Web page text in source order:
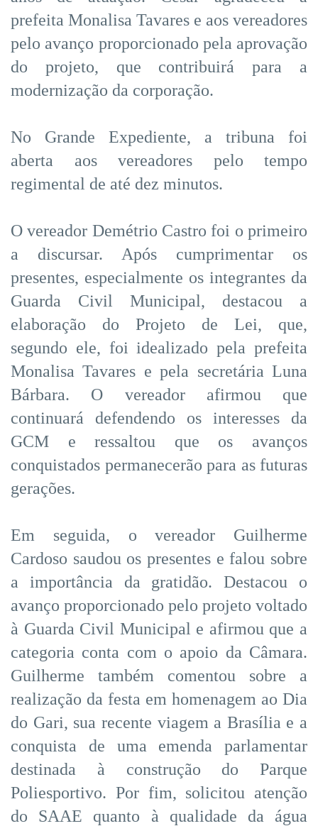
prefeita Monalisa Tavares e aos vereadores
pelo avanço proporcionado pela aprovação
do projeto, que contribuirá para a
modernização da corporação.
No Grande Expediente, a tribuna foi
aberta aos vereadores pelo tempo
regimental de até dez minutos.
O vereador Demétrio Castro foi o primeiro
a discursar. Após cumprimentar os
presentes, especialmente os integrantes da
Guarda Civil Municipal, destacou a
elaboração do Projeto de Lei, que,
segundo ele, foi idealizado pela prefeita
Monalisa Tavares e pela secretária Luna
Bárbara. O vereador afirmou que
continuará defendendo os interesses da
GCM e ressaltou que os avanços
conquistados permanecerão para as futuras
gerações.
Em seguida, o vereador Guilherme
Cardoso saudou os presentes e falou sobre
a importância da gratidão. Destacou o
avanço proporcionado pelo projeto voltado
à Guarda Civil Municipal e afirmou que a
categoria conta com o apoio da Câmara.
Guilherme também comentou sobre a
realização da festa em homenagem ao Dia
do Gari, sua recente viagem a Brasília e a
conquista de uma emenda parlamentar
destinada à construção do Parque
Poliesportivo. Por fim, solicitou atenção
do SAAE quanto à qualidade da água